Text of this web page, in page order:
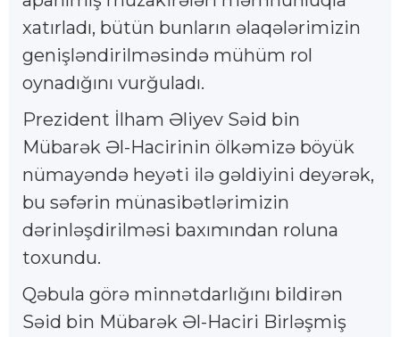
xatırladı, bütün bunların əlaqələrimizin
genişləndirilməsində mühüm rol
oynadığını vurğuladı.
Prezident İlham Əliyev Səid bin
Mübarək Əl-Hacirinin ölkəmizə böyük
nümayəndə heyəti ilə gəldiyini deyərək,
bu səfərin münasibətlərimizin
dərinləşdirilməsi baxımından roluna
toxundu.
Qəbula görə minnətdarlığını bildirən
Səid bin Mübarək Əl-Haciri Birləşmiş